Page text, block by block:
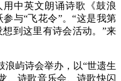
中英文朗诵诗歌《鼓浪
与“飞花令”。“这是我第
到这里有诗会活动。”来
屿诗会举办，以“世遗生
、诗歌音乐会、诗歌快闪